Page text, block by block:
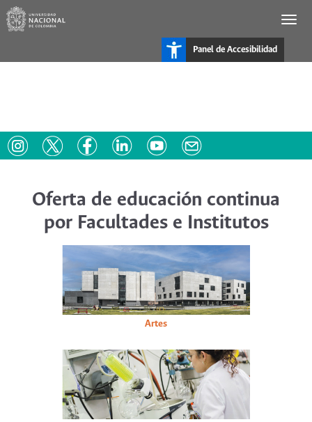
Pasar
al
contenido
Panel de Accesibilidad
Oferta de educación continua
por Facultades e Institutos
Artes